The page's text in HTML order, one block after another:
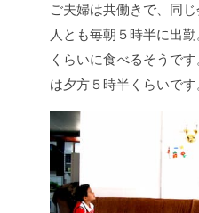
ご夫婦は共働きで、同
人とも毎朝５時半に出
くらいに食べるそうで
は夕方５時半くらいです